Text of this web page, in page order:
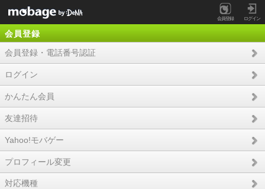
会員登録 ログイン
会員登録
会員登録・電話番号認証
ログイン
かんたん会員
友達招待
Yahoo!モバゲー
プロフィール変更
対応機種